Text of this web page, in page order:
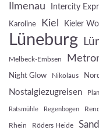
Ilmenau Intercity
Karoline Kiel Kieler
Lüneburg
Melbeck-Embsen
Night Glow Nikolaus
Nostalgiezugreisen
Ratsmühle Regenbogen
Rhein Röders Heide